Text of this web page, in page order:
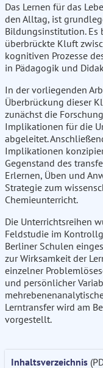
Das Lernen für das
den Alltag, ist
Bildungsinstitution. Es
überbrückte Kluft
kognitiven Prozesse
in Pädagogik und
In der vorliegenden
Überbrückung dieser
zunächst die
Implikationen für die
abgeleitet.
Implikationen
Gegenstand des
Erlernen, Üben und
Strategie zum
Chemieunterricht.
Die Unterrichtsreihen
Feldstudie im
Berliner Schulen
zur Wirksamkeit der
einzelner
und persönlicher
Lerntransfer wird am
vorgestellt.
Inhaltsverzeichnis